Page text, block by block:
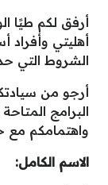
أرفق لكم طيًا
أهليتي
الشروط التي
أرجو من
البرامج
واهتمامكم مع
الاسم الكامل: